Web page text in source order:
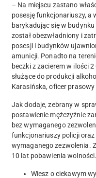
– Na miejscu zastano
posesję funkcjonariuszy, a
barykadując się w
został obezwładniony i
posesji i budynków
amunicji. Ponadto na
beczki z zacierem w ilości
służące do produkcji
Karasińska, oficer prasowy
Jak dodaje, zebrany w
postawienie mężczyźnie
bez wymaganego
funkcjonariuszy policji
wymaganego zezwolenia.
10 lat pobawienia wolności.
Wiesz o ciekawym